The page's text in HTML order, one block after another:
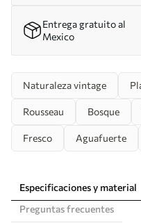
Entrega gratuito al
Mexico
Naturaleza vintage
Rousseau Bosque
Fresco Aguafuerte
Especificaciones y material
Preguntas frecuentes